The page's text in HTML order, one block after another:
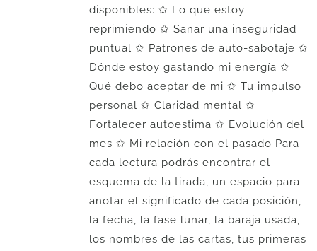
disponibles: ✩ Lo que estoy
reprimiendo ✩ Sanar una inseguridad
puntual ✩ Patrones de auto-sabotaje ✩
Dónde estoy gastando mi energía ✩
Qué debo aceptar de mi ✩ Tu impulso
personal ✩ Claridad mental ✩
Fortalecer autoestima ✩ Evolución del
mes ✩ Mi relación con el pasado Para
cada lectura podrás encontrar el
esquema de la tirada, un espacio para
anotar el significado de cada posición,
la fecha, la fase lunar, la baraja usada,
los nombres de las cartas, tus primeras